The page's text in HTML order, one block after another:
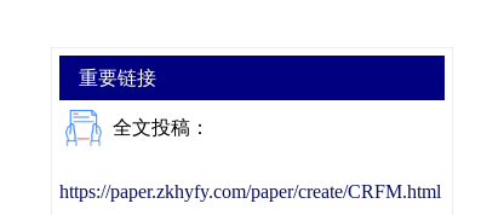
重要链接
全文投稿：
https://paper.zkhyfy.com/paper/create/CRFM.html